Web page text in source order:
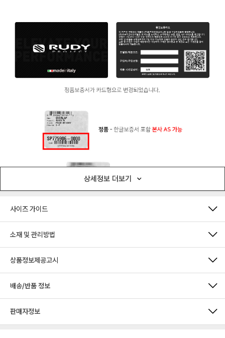
상세정보 더보기
사이즈 가이드
소재 및 관리방법
상품정보제공고시
배송/반품 정보
판매자정보